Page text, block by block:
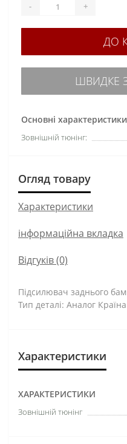
Основні характеристики
Зовнішній тюнінг:
- +
ДО
ШВИДКЕ
Огляд товару
Характеристики
інформаційна вкладка
Відгуків (0)
Підсилювач заднього
Тип деталі: Аналог
Характеристики
ХАРАКТЕРИСТИКИ
Зовнішній тюнінг